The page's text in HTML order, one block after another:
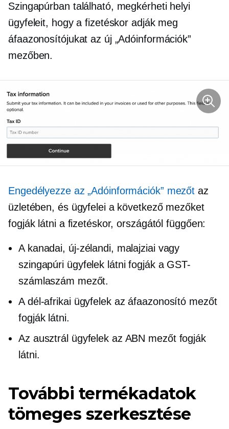
Szingapúrban található, megkérheti helyi
ügyfeleit, hogy a fizetéskor adják meg
áfaazonosítójukat az új „Adóinformációk”
mezőben.
Engedélyezze az „Adóinformációk” mezőt az
üzletében, és ügyfelei a következő mezőket
fogják látni a fizetéskor, országától függően:
A kanadai, új-zélandi, malajziai vagy
szingapúri ügyfelek látni fogják a GST-
számlaszám mezőt.
A dél-afrikai ügyfelek az áfaazonosító mezőt
fogják látni.
Az ausztrál ügyfelek az ABN mezőt fogják
látni.
További termékadatok
tömeges szerkesztése